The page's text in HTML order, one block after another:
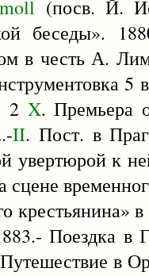
moll (посв. Й.
беседы».
в честь А.
5
2 X. Премьера
II. Пост. в
увертюрой к
крестьянина»
Поездка в
в